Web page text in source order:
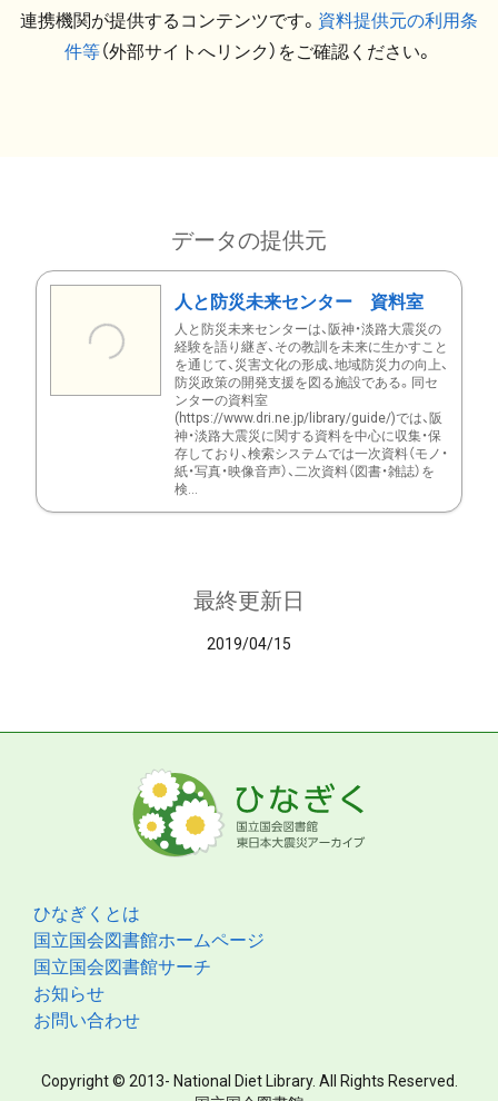
連携機関が提供するコンテンツです。 資料提供元の利用条
件等（外部サイトへリンク）をご確認ください。
データの提供元
人と防災未来センター 資料室
人と防災未来センターは、阪神・淡路大震災の
経験を語り継ぎ、その教訓を未来に生かすこと
を通じて、災害文化の形成、地域防災力の向上、
防災政策の開発支援を図る施設である。同セ
ンターの資料室
(https://www.dri.ne.jp/library/guide/)では、阪
神・淡路大震災に関する資料を中心に収集・保
存しており、検索システムでは一次資料（モノ・
紙・写真・映像音声）、二次資料（図書・雑誌）を
検...
最終更新日
2019/04/15
ひなぎくとは
国立国会図書館ホームページ
国立国会図書館サーチ
お知らせ
お問い合わせ
Copyright © 2013- National Diet Library. All Rights Reserved.